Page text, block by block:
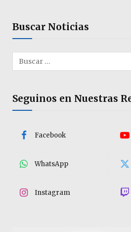
Buscar Noticias
Seguinos en Nuestras
Facebook
WhatsApp
Instagram